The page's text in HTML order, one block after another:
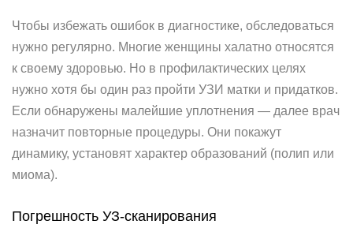
Чтобы избежать ошибок в диагностике, обследоваться
нужно регулярно. Многие женщины халатно относятся
к своему здоровью. Но в профилактических целях
нужно хотя бы один раз пройти УЗИ матки и придатков.
Если обнаружены малейшие уплотнения — далее врач
назначит повторные процедуры. Они покажут
динамику, установят характер образований (полип или
миома).
Погрешность УЗ-сканирования